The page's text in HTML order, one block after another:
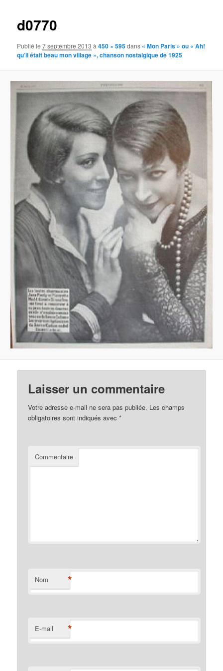
d0770
Publié le7 septembre 2013 à450 × 595dans « Mon Paris » ou « Ah!
qu’il était beau mon village », chanson nostalgique de 1925
Laisser un commentaire
Votre adresse e-mail ne sera pas publiée. Les champs
obligatoires sont indiqués avec*
Commentaire
Nom *
E-mail *